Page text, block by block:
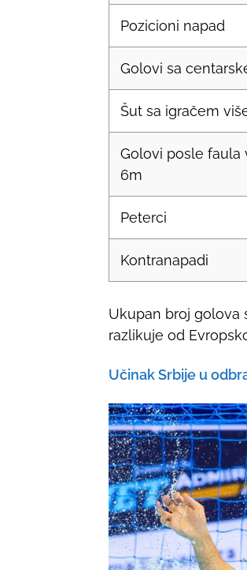
Pozicioni napad
Golovi sa
Šut sa igračem
Golovi posle faula
6m
Peterci
Kontranapadi
Ukupan broj golova
razlikuje od
Učinak Srbije u